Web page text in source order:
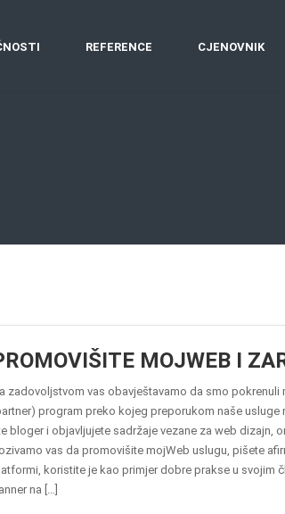
REFERENCE CJENOVNIK
MOJWEB I
zadovoljstvom vas obavještavamo da smo pokrenuli
program preko kojeg preporukom naše usluge
bloger i objavljujete sadržaje vezane za web dizajn,
vas da promovišite mojWeb uslugu, pišete
koristite je kao primjer dobre prakse u svojim
na […]